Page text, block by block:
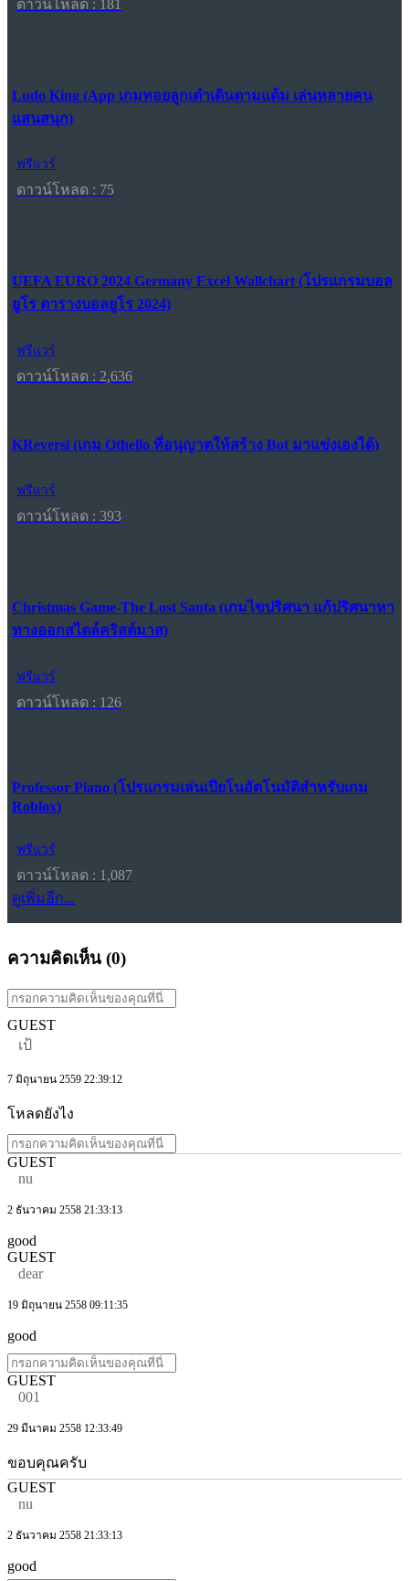
ดาวน์โหลด : 181
Ludo King (App เกมทอยลูกเต๋าเดินตามแต้ม เล่นหลายคน
แสนสนุก)
ฟรีแวร์
ดาวน์โหลด : 75
UEFA EURO 2024 Germany Excel Wallchart (โปรแกรมบอล
ยูโร ตารางบอลยูโร 2024)
ฟรีแวร์
ดาวน์โหลด : 2,636
KReversi (เกม Othello ที่อนุญาตให้สร้าง Bot มาแข่งเองได้)
ฟรีแวร์
ดาวน์โหลด : 393
Christmas Game-The Lost Santa (เกมไขปริศนา แก้ปริศนาหา
ทางออกสไตล์คริสต์มาส)
ฟรีแวร์
ดาวน์โหลด : 126
Professor Piano (โปรแกรมเล่นเปียโนอัตโนมัติสำหรับเกม
Roblox)
ฟรีแวร์
ดาวน์โหลด : 1,087
ดูเพิ่มอีก...
ความคิดเห็น (0)
GUEST
เป้
7 มิถุนายน 2559 22:39:12
โหลดยังไง
GUEST
nu
2 ธันวาคม 2558 21:33:13
good
GUEST
dear
19 มิถุนายน 2558 09:11:35
good
GUEST
001
29 มีนาคม 2558 12:33:49
ขอบคุณครับ
GUEST
nu
2 ธันวาคม 2558 21:33:13
good